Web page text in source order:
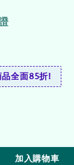
全面85折!
加入購物車